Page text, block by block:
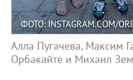
ФОТО: INSTAGRAM.COM/
Алла Пугачева, Максим
Орбакайте и Михаил